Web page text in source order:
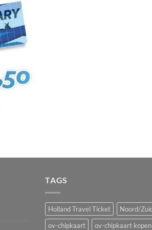
TAGS
Holland Travel Ticket
Noord/
ov-chipkaart
ov-chipkaart kopen